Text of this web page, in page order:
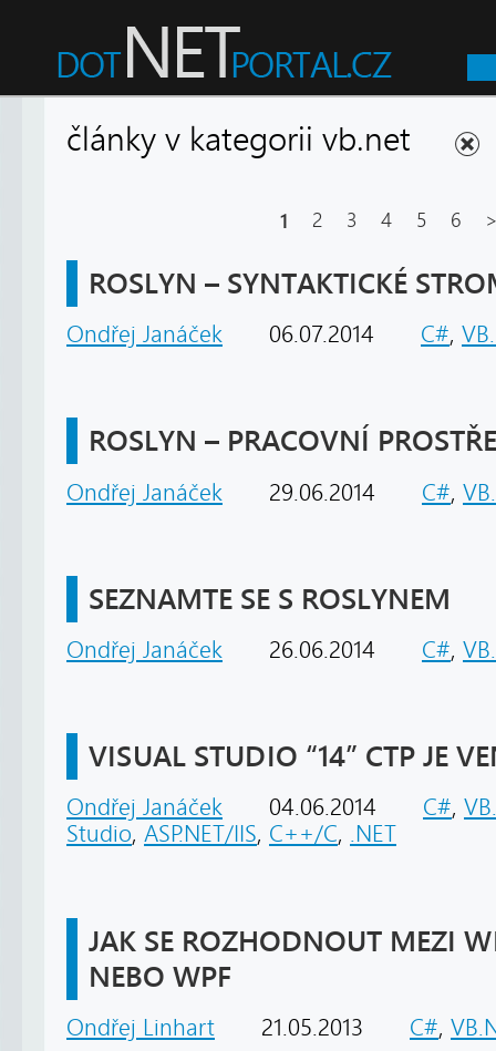
články v kategorii vb.net
1 2 3 4 5 6
ROSLYN – SYNTAKTICKÉ
Ondřej Janáček 06.07.2014 C#,
ROSLYN – PRACOVNÍ
Ondřej Janáček 29.06.2014 C#,
SEZNAMTE SE S ROSLYNEM
Ondřej Janáček 26.06.2014 C#,
VISUAL STUDIO “14” CTP JE
Ondřej Janáček 04.06.2014 C#,
Studio, ASP.NET/IIS, C++/C, .NET
JAK SE ROZHODNOUT MEZI
NEBO WPF
Ondřej Linhart 21.05.2013 C#,